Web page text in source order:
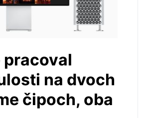
pracoval
na dvoch
čipoch, oba